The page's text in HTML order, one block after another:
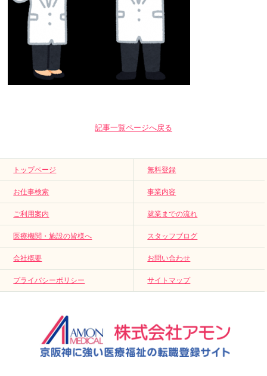
記事一覧ページへ戻る
トップページ 無料登録
お仕事検索 事業内容
ご利用案内 就業までの流れ
医療機関・施設の皆様へ スタッフブログ
会社概要 お問い合わせ
プライバシーポリシー サイトマップ